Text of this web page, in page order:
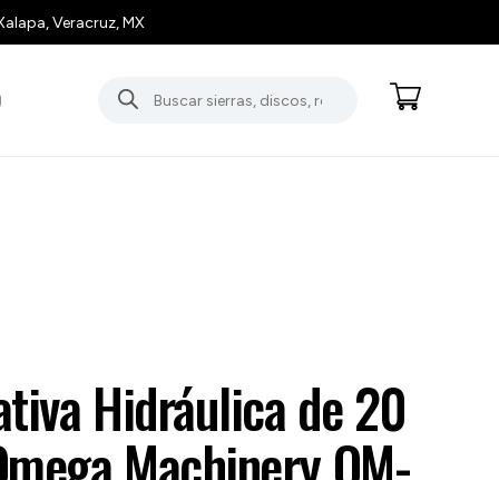
Veracruz, MX
Búsqueda
de
Hidráulica de 20